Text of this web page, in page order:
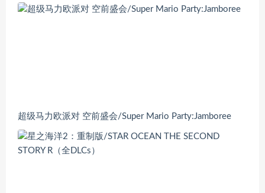
超级马力欧派对 空前盛会/Super Mario Party:Jamboree